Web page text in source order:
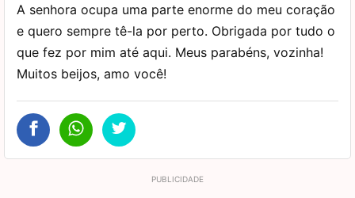
A senhora ocupa uma parte enorme do meu coração
e quero sempre tê-la por perto. Obrigada por tudo o
que fez por mim até aqui. Meus parabéns, vozinha!
Muitos beijos, amo você!